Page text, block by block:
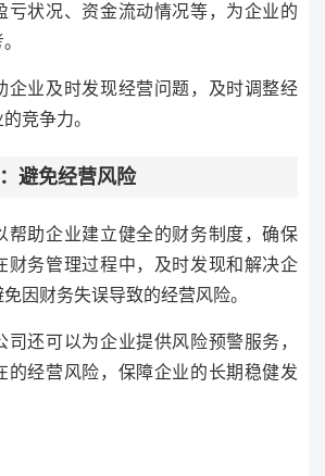
亏状况、资金流动情况等，为企业的
企业及时发现经营问题，及时调整经
竞争力。
避免经营风险
帮助企业建立健全的财务制度，确保
财务管理过程中，及时发现和解决企
因财务失误导致的经营风险。
司还可以为企业提供风险预警服务，
的经营风险，保障企业的长期稳健发